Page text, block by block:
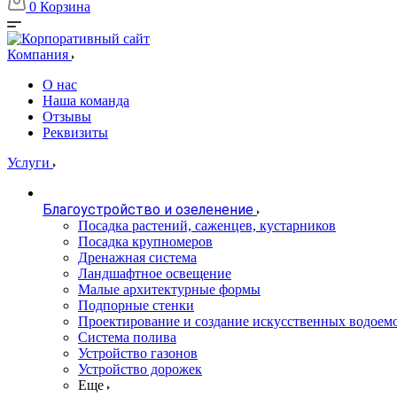
0 Корзина
Компания
О нас
Наша команда
Отзывы
Реквизиты
Услуги
Благоустройство и озеленение
Посадка растений, саженцев, кустарников
Посадка крупномеров
Дренажная система
Ландшафтное освещение
Малые архитектурные формы
Подпорные стенки
Проектирование и создание искусственных
Система полива
Устройство газонов
Устройство дорожек
Еще